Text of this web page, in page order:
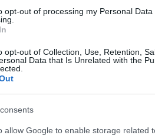
opt-out of processing my Personal Data
opt-out of Collection, Use, Retention,
Data that Is Unrelated with the
allow Google to enable storage related
barnás
de
A
is.
kell
tehet a
A